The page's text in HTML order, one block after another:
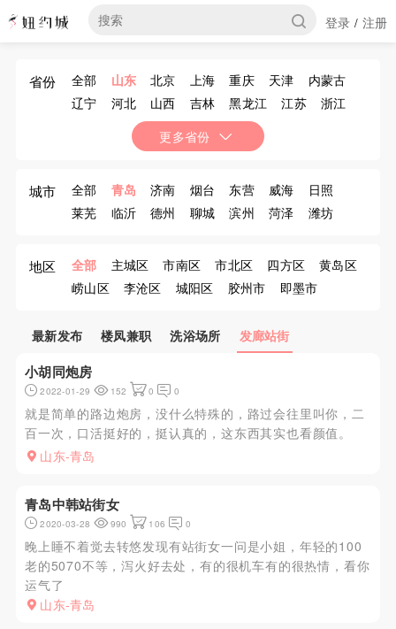
登录 / 注册
省份 全部 山东 北京 上海 重庆 天津
内蒙古
辽宁
河北 山西 吉林 黑龙江 江苏
浙江
福建 江西 河南 湖北
海南 四川 贵州 云南
更多省份
城市 全部 青岛 济南 烟台 东营 威海
日照
莱芜
临沂 德州 聊城 滨州 菏泽
潍坊
地区 全部 主城区 市南区 市北区 四方区
黄岛区
崂山区
李沧区 城阳区 胶州市
即墨市
最新发布
楼凤兼职 洗浴场所 发廊站街
小胡同炮房
2022-01-29 152 0 0
就是简单的路边炮房，没什么特殊的，路过会往里叫你，二
百一次，口活挺好的，挺认真的，这东西其实也看颜值。
山东-青岛
青岛中韩站街女
2020-03-28 990 106 0
晚上睡不着觉去转悠发现有站街女一问是小姐，年轻的100
老的5070不等，泻火好去处，有的很机车有的很热情，看你
运气了
山东-青岛